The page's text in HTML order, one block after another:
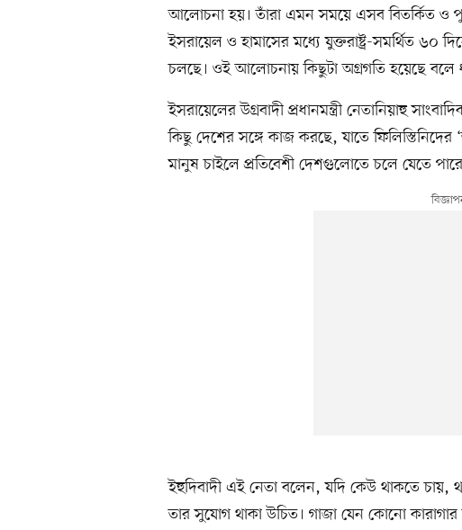
আলোচনা হয়। তাঁরা এমন সময়ে এসব বিতর্কিত ও
ইসরায়েল ও হামাসের মধ্যে যুক্তরাষ্ট্র-সমর্থিত ৬০
চলছে। ওই আলোচনায় কিছুটা অগ্রগতি হয়েছে বলে
ইসরায়েলের উগ্রবাদী প্রধানমন্ত্রী নেতানিয়াহু
কিছু দেশের সঙ্গে কাজ করছে, যাতে ফিলিস্তিনিদের
মানুষ চাইলে প্রতিবেশী দেশগুলোতে চলে যেতে
ইহুদিবাদী এই নেতা বলেন, যদি কেউ থাকতে চায়,
তার সুযোগ থাকা উচিত। গাজা যেন কোনো